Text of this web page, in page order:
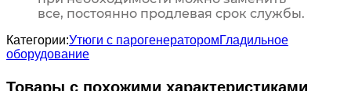
все, постоянно продлевая срок службы.
Категории:Утюги с парогенераторомГладильное
оборудование
Товары с похожими характеристиками